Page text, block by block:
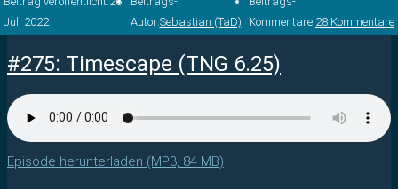
Juli 2022
Autor:Sebastian (TaD)
Kommentare:28 Kommentare
#275: Timescape (TNG 6.25)
Episode herunterladen (MP3, 84 MB)